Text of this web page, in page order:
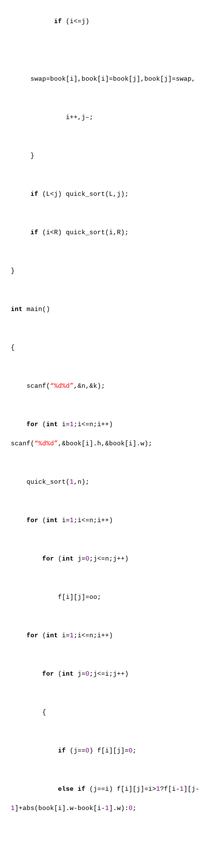
if (i<=j)
swap=book[i],book[i]=book[j],book[j]=swap,
i++,j–;
}
if (L<j) quick_sort(L,j);
if (i<R) quick_sort(i,R);
}
int main()
{
scanf( “%d%d” ,&n,&k);
for ( int i=1;i<=n;i++)
scanf( “%d%d” ,&book[i].h,&book[i].w);
quick_sort( 1,n);
for ( int i=1;i<=n;i++)
for ( int j=0 ;j<=n;j++)
f[i][j]=oo;
for ( int i=1;i<=n;i++)
for ( int j=0 ;j<=i;j++)
{
if (j==0 ) f[i][j]=0 ;
else if (j==i) f[i][j]=i>1?f[i- 1 ][j-
1 ]+abs(book[i].w-book[i- 1 ].w): 0 ;